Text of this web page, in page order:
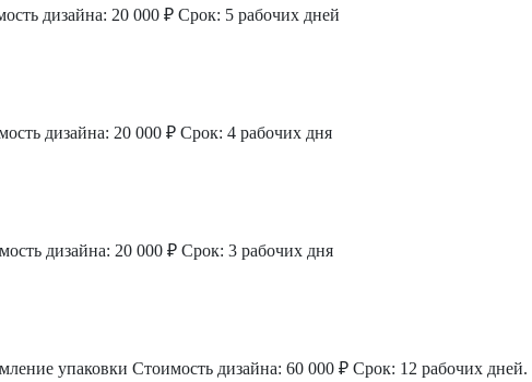
дизайна: 20 000 ₽ Срок: 5 рабочих дней
дизайна: 20 000 ₽ Срок: 4 рабочих дня
дизайна: 20 000 ₽ Срок: 3 рабочих дня
упаковки Стоимость дизайна: 60 000 ₽ Срок: 12 рабочих дней.